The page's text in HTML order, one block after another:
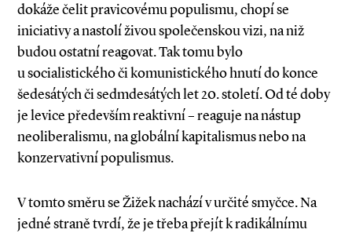
dokáže čelit pravicovému populismu, chopí se
iniciativy a nastolí živou společenskou vizi, na niž
budou ostatní reagovat. Tak tomu bylo
u socialistického či komunistického hnutí do konce
šedesátých či sedmdesátých let 20. století. Od té doby
je levice především reaktivní – reaguje na nástup
neoliberalismu, na globální kapitalismus nebo na
konzervativní populismus.
V tomto směru se Žižek nachází v určité smyčce. Na
jedné straně tvrdí, že je třeba přejít k radikálnímu